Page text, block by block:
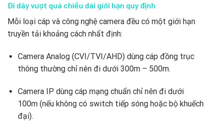
Đi dây vượt quá chiều dài giới hạn quy định
Mỗi loại cáp và công nghệ camera đều có một giới hạn
truyền tải khoảng cách nhất định:
Camera Analog (CVI/TVI/AHD) dùng cáp đồng trục
thông thường chỉ nên đi dưới 300m – 500m.
Camera IP dùng cáp mạng chuẩn chỉ nên đi dưới
100m(nếu không có switch tiếp sóng hoặc bộ khuếch
đại).